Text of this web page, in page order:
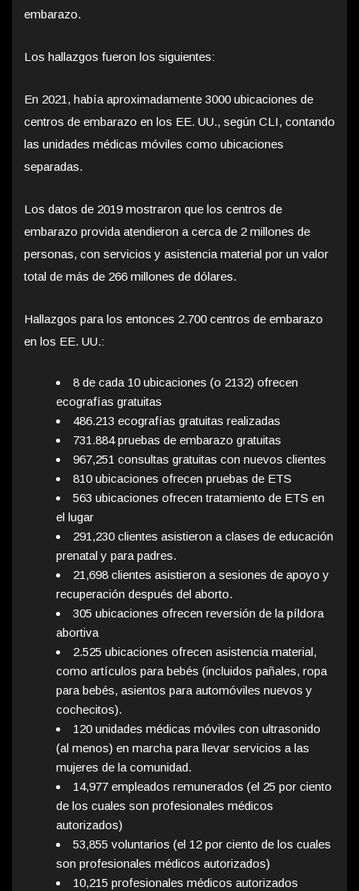
embarazo.
Los hallazgos fueron los siguientes:
En 2021, había aproximadamente 3000 ubicaciones de
centros de embarazo en los EE. UU., según CLI, contando
las unidades médicas móviles como ubicaciones
separadas.
Los datos de 2019 mostraron que los centros de
embarazo provida atendieron a cerca de 2 millones de
personas, con servicios y asistencia material por un valor
total de más de 266 millones de dólares.
Hallazgos para los entonces 2.700 centros de embarazo
en los EE. UU.:
8 de cada 10 ubicaciones (o 2132) ofrecen
ecografías gratuitas
486.213 ecografías gratuitas realizadas
731.884 pruebas de embarazo gratuitas
967,251 consultas gratuitas con nuevos clientes
810 ubicaciones ofrecen pruebas de ETS
563 ubicaciones ofrecen tratamiento de ETS en
el lugar
291,230 clientes asistieron a clases de educación
prenatal y para padres.
21,698 clientes asistieron a sesiones de apoyo y
recuperación después del aborto.
305 ubicaciones ofrecen reversión de la píldora
abortiva
2.525 ubicaciones ofrecen asistencia material,
como artículos para bebés (incluidos pañales, ropa
para bebés, asientos para automóviles nuevos y
cochecitos).
120 unidades médicas móviles con ultrasonido
(al menos) en marcha para llevar servicios a las
mujeres de la comunidad.
14,977 empleados remunerados (el 25 por ciento
de los cuales son profesionales médicos
autorizados)
53,855 voluntarios (el 12 por ciento de los cuales
son profesionales médicos autorizados)
10,215 profesionales médicos autorizados